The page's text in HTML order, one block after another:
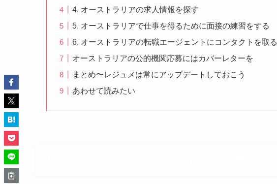
4. オーストラリアの求人情報を探す
5. オーストラリアで仕事を得るために面接の練習をする
6. オーストラリアの転職エージェントにコンタクトを取る
オーストラリアの公的機関応募にはカバーレターを
まとめ〜レジュメは常にアップデートしておこう
あわせて読みたい